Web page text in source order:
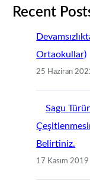
Recent
Ortaokullar)
25 Haziran
Sagu
Belirtiniz.
17 Kasım 2019